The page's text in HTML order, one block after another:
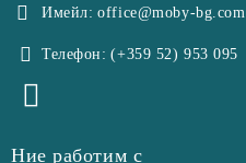
Имейл: office@moby-bg.com
Телефон: (+359 52) 953 095
Ние работим с